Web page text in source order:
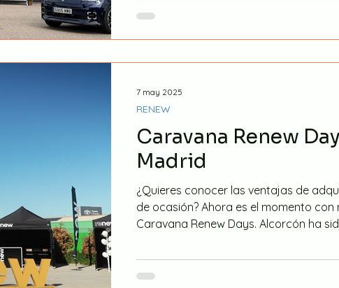
Caravana Renew
Madrid
¿Quieres conocer las ventajas de
de ocasión? Ahora es el momento con
Caravana Renew Days. Alcorcón ha
RENEW
7 may 2025